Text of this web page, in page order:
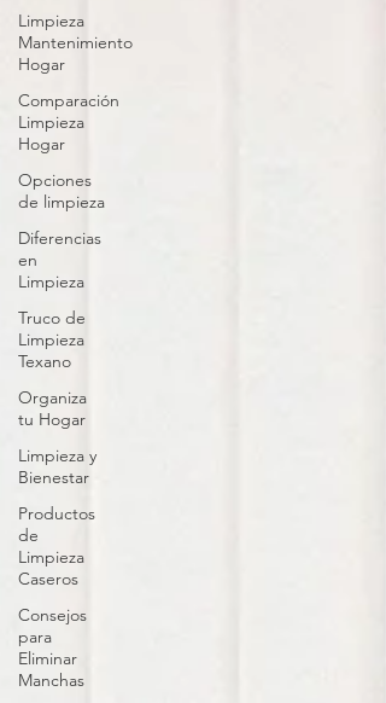
Limpieza
Mantenimiento
Hogar
Comparación
Limpieza
Hogar
Opciones
de limpieza
Diferencias
en
Limpieza
Truco de
Limpieza
Texano
Organiza
tu Hogar
Limpieza y
Bienestar
Productos
de
Limpieza
Caseros
Consejos
para
Eliminar
Manchas